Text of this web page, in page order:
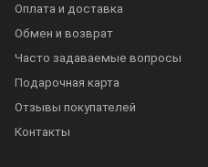
Оплата и доставка
Обмен и возврат
Часто задаваемые вопросы
Подарочная карта
Отзывы покупателей
Контакты